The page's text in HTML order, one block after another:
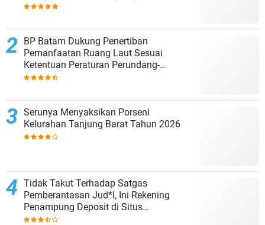
BP Batam Dukung Penertiban
Pemanfaatan Ruang Laut Sesuai
Ketentuan Peraturan Perundang-
undangan
Serunya Menyaksikan Porseni
Kelurahan Tanjung Barat Tahun 2026
Tidak Takut Terhadap Satgas
Pemberantasan Jud*l, Ini Rekening
Penampung Deposit di Situs
MENARA4D